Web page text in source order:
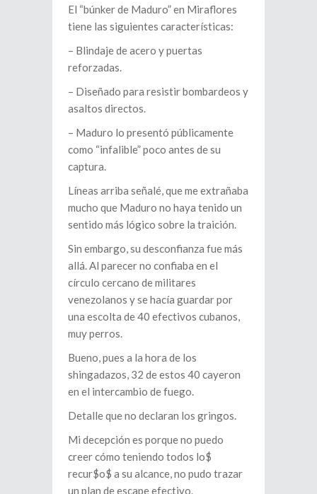
El “búnker de Maduro” en Miraflores
tiene las siguientes características:
– Blindaje de acero y puertas
reforzadas.
– Diseñado para resistir bombardeos y
asaltos directos.
– Maduro lo presentó públicamente
como “infalible” poco antes de su
captura.
Líneas arriba señalé, que me extrañaba
mucho que Maduro no haya tenido un
sentido más lógico sobre la traición.
Sin embargo, su desconfianza fue más
allá. Al parecer no confiaba en el
círculo cercano de militares
venezolanos y se hacía guardar por
una escolta de 40 efectivos cubanos,
muy perros.
Bueno, pues a la hora de los
shingadazos, 32 de estos 40 cayeron
en el intercambio de fuego.
Detalle que no declaran los gringos.
Mi decepción es porque no puedo
creer cómo teniendo todos lo$
recur$o$ a su alcance, no pudo trazar
un plan de escape efectivo.